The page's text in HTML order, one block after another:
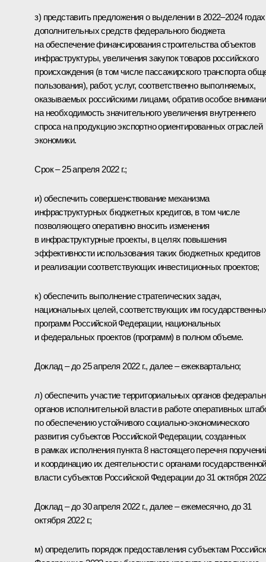
з) представить предложения о выделении в 2022–2024 годах
дополнительных средств федерального бюджета
на обеспечение финансирования строительства объектов
инфраструктуры, увеличения закупок товаров российского
происхождения (в том числе пассажирского транспорта
пользования), работ, услуг, соответственно выполняемых,
оказываемых российскими лицами, обратив особое
на необходимость значительного увеличения внутреннего
спроса на продукцию экспортно ориентированных отраслей
экономики.
Срок – 25 апреля 2022 г.;
и) обеспечить совершенствование механизма
инфраструктурных бюджетных кредитов, в том числе
позволяющего оперативно вносить изменения
в инфраструктурные проекты, в целях повышения
эффективности использования таких бюджетных кредитов
и реализации соответствующих инвестиционных проектов;
к) обеспечить выполнение стратегических задач,
национальных целей, соответствующих им
программ Российской Федерации, национальных
и федеральных проектов (программ) в полном объеме.
Доклад – до 25 апреля 2022 г., далее – ежеквартально;
л) обеспечить участие территориальных органов
органов исполнительной власти в работе оперативных
по обеспечению устойчивого социально-экономического
развития субъектов Российской Федерации, созданных
в рамках исполнения пункта 8 настоящего перечня
и координацию их деятельности с органами государственной
власти субъектов Российской Федерации до 31 октября 2022
Доклад – до 30 апреля 2022 г., далее – ежемесячно, до 31
октября 2022 г.;
м) определить порядок предоставления субъектам